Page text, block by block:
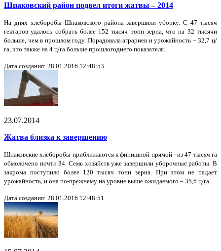
Шпаковский район подвел итоги жатвы – 2014
На днях хлеборобы Шпаковского района завершили уборку. С 47 тысяч
гектаров удалось собрать более 152 тысяч тонн зерна, что на 32 тысячи
больше, чем в прошлом году. Порадовала аграриев и урожайность – 32,7 ц/
га, что также на 4 ц/га больше прошлогоднего показателя.
Дата создания: 28.01.2016 12:48:53
23.07.2014
Жатва близка к завершению
Шпаковские хлеборобы приближаются к финишной прямой - из 47 тысяч га
обмолочено почти 34. Семь хозяйств уже завершили уборочные работы. В
закрома поступило более 120 тысяч тонн зерна. При этом не падает
урожайность, и она по-прежнему на уровне выше ожидаемого – 35,6 ц/га.
Дата создания: 28.01.2016 12:48:51